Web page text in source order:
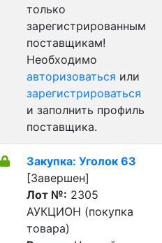
только
зарегистрированным
поставщикам!
Необходимо
авторизоваться или
зарегистрироваться
и заполнить профиль
поставщика.
Закупка: Уголок 63
[Завершен]
Лот №: 2305
АУКЦИОН (покупка
товара)